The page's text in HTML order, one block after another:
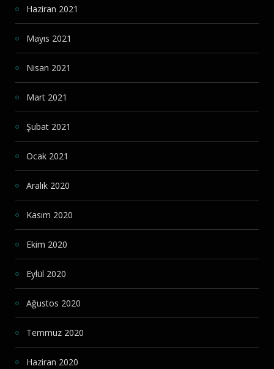
Haziran 2021
Mayıs 2021
Nisan 2021
Mart 2021
Şubat 2021
Ocak 2021
Aralık 2020
Kasım 2020
Ekim 2020
Eylül 2020
Ağustos 2020
Temmuz 2020
Haziran 2020